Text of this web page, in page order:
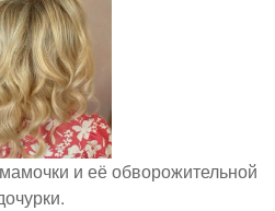
и её обворожительной